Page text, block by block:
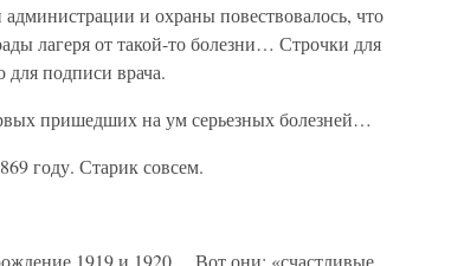
и охраны повествовалось, что
лагеря от такой-то болезни… Строчки для
для подписи врача.
пришедших на ум серьезных болезней…
году. Старик совсем.
1919 и 1920… Вот они: «счастливые